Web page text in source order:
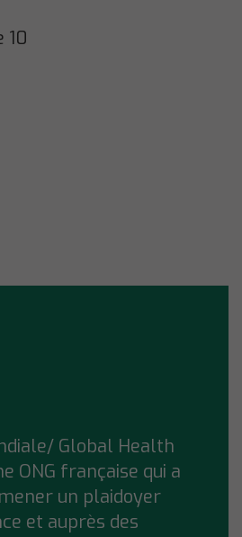
10
Global Health
ONG française qui a
un plaidoyer
et auprès des